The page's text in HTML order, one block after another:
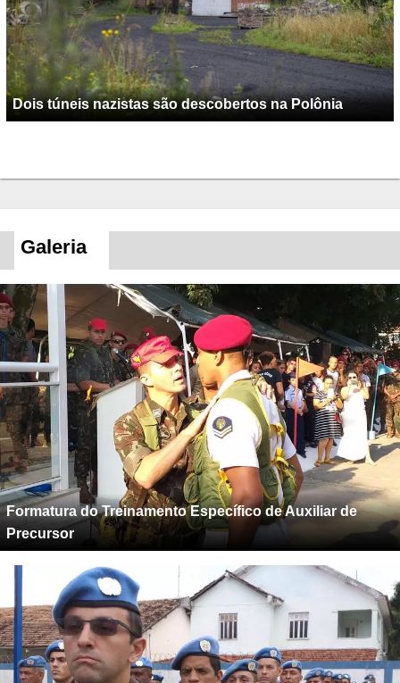
Dois túneis nazistas são descobertos na Polônia
Galeria
Formatura do Treinamento Específico de Auxiliar de
Precursor